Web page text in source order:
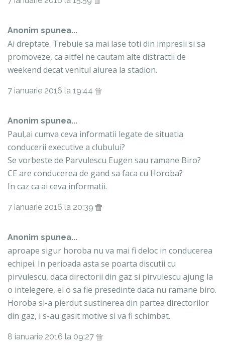
Anonim spunea...
Ai dreptate. Trebuie sa mai lase toti din impresii si sa
promoveze, ca altfel ne cautam alte distractii de
weekend decat venitul aiurea la stadion.
7 ianuarie 2016 la 19:44
Anonim spunea...
Paul,ai cumva ceva informatii legate de situatia
conducerii executive a clubului?
Se vorbeste de Parvulescu Eugen sau ramane Biro?
CE are conducerea de gand sa faca cu Horoba?
In caz ca ai ceva informatii.
7 ianuarie 2016 la 20:39
Anonim spunea...
aproape sigur horoba nu va mai fi deloc in conducerea
echipei. In perioada asta se poarta discutii cu
pirvulescu, daca directorii din gaz si pirvulescu ajung la
o intelegere, el o sa fie presedinte daca nu ramane biro.
Horoba si-a pierdut sustinerea din partea directorilor
din gaz, i s-au gasit motive si va fi schimbat.
8 ianuarie 2016 la 09:27